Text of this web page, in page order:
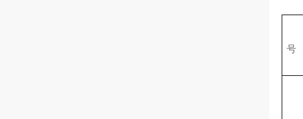
号